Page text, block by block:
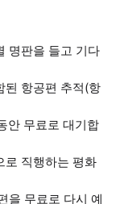
명판을 들고 기다
된 항공편 추적(항
안 무료로 대기합
로 직행하는 평화
을 무료로 다시 예